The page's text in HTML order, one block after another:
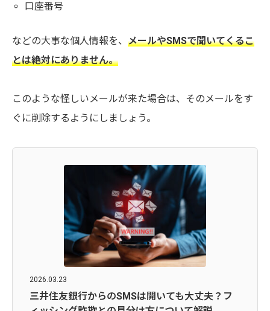
口座番号
などの大事な個人情報を、 メールやSMSで聞いてくるこ
とは絶対にありません。
このような怪しいメールが来た場合は、そのメールをす
ぐに削除するようにしましょう。
2026.03.23
三井住友銀行からのSMSは開いても大丈夫？フ